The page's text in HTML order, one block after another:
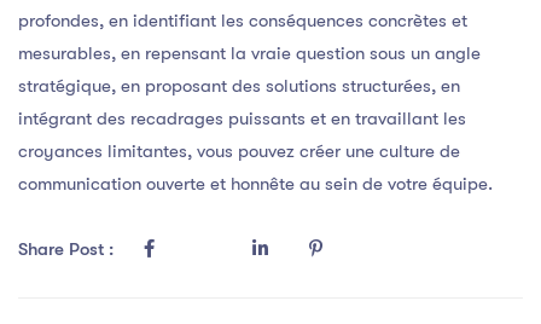
profondes, en identifiant les conséquences concrètes et
mesurables, en repensant la vraie question sous un angle
stratégique, en proposant des solutions structurées, en
intégrant des recadrages puissants et en travaillant les
croyances limitantes, vous pouvez créer une culture de
communication ouverte et honnête au sein de votre équipe.
Share Post :